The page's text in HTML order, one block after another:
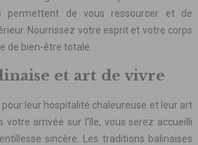
permettent de vous ressourcer et de
Nourrissez votre esprit et votre corps
de bien-être totale.
et art de vivre
leur hospitalité chaleureuse et leur art
votre arrivée sur l’île, vous serez accueilli
sincère. Les traditions balinaises